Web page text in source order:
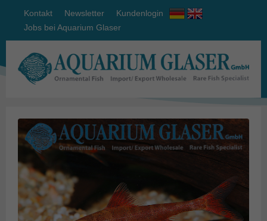
Kontakt Newsletter
Kundenlogin
Jobs bei Aquarium Glaser